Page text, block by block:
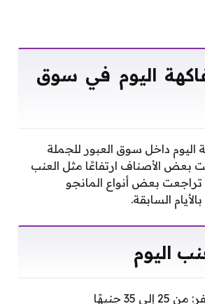
اليوم في سوق
اليوم داخل سوق العبور للجملة
بعض الأصناف ارتفاعًا مثل العنب
بعض أنواع المانجو
السابقة.
اليوم
35 جنيهًا